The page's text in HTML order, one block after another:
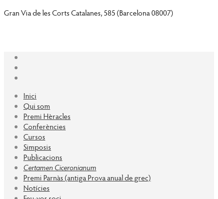
Gran Via de les Corts Catalanes, 585 (Barcelona 08007)
Inici
Qui som
Premi Hèracles
Conferències
Cursos
Simposis
Publicacions
Certamen Ciceronianum
Premi Parnàs (antiga Prova anual de grec)
Notícies